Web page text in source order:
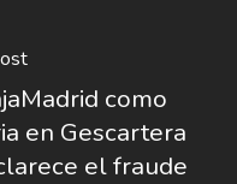
como
en Gescartera
el fraude